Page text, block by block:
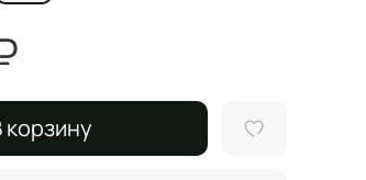
корзину